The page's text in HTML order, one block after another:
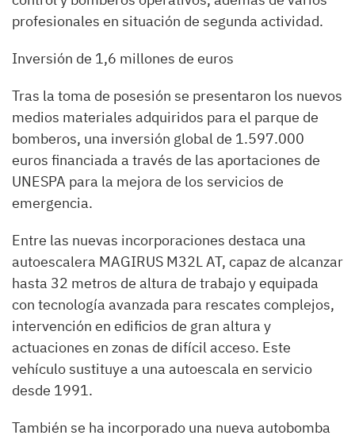
profesionales en situación de segunda actividad.
Inversión de 1,6 millones de euros
Tras la toma de posesión se presentaron los nuevos
medios materiales adquiridos para el parque de
bomberos, una inversión global de 1.597.000
euros financiada a través de las aportaciones de
UNESPA para la mejora de los servicios de
emergencia.
Entre las nuevas incorporaciones destaca una
autoescalera MAGIRUS M32L AT, capaz de alcanzar
hasta 32 metros de altura de trabajo y equipada
con tecnología avanzada para rescates complejos,
intervención en edificios de gran altura y
actuaciones en zonas de difícil acceso. Este
vehículo sustituye a una autoescala en servicio
desde 1991.
También se ha incorporado una nueva autobomba